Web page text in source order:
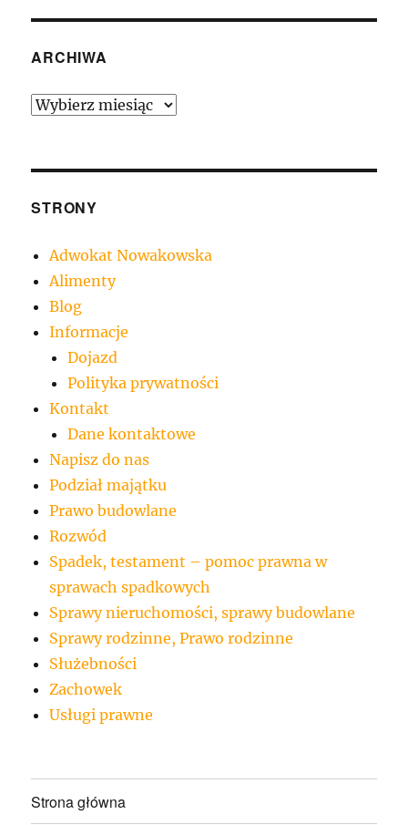
ARCHIWA
Archiwa
STRONY
Adwokat Nowakowska
Alimenty
Blog
Informacje
Dojazd
Polityka prywatności
Kontakt
Dane kontaktowe
Napisz do nas
Podział majątku
Prawo budowlane
Rozwód
Spadek, testament – pomoc prawna w
sprawach spadkowych
Sprawy nieruchomości, sprawy budowlane
Sprawy rodzinne, Prawo rodzinne
Służebności
Zachowek
Usługi prawne
Strona główna